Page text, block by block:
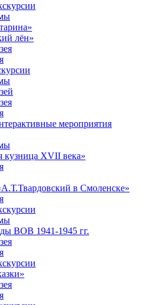
лён»
мероприятия
кузница XVII века»
в Смоленске»
ВОВ 1941-1945 гг.